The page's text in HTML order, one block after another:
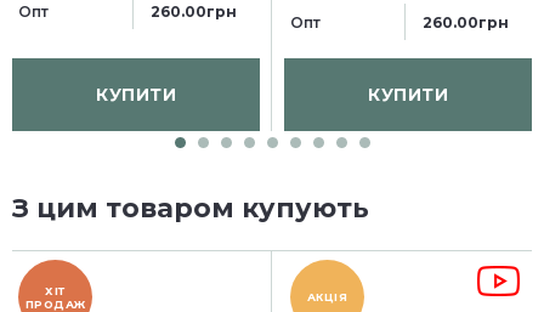
Опт 260.00грн
КУПИТИ
Опт 260.00грн
КУПИТИ
З цим товаром купують
ХІТ
ПРОДАЖ
АКЦІЯ